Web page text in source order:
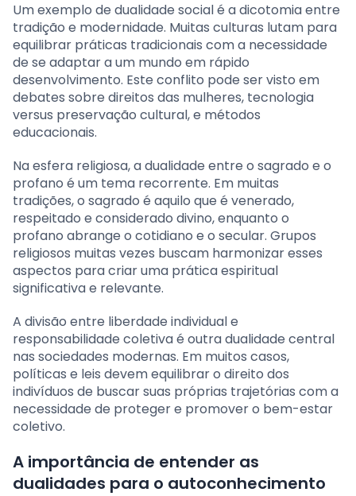
Um exemplo de dualidade social é a dicotomia entre
tradição e modernidade. Muitas culturas lutam para
equilibrar práticas tradicionais com a necessidade
de se adaptar a um mundo em rápido
desenvolvimento. Este conflito pode ser visto em
debates sobre direitos das mulheres, tecnologia
versus preservação cultural, e métodos
educacionais.
Na esfera religiosa, a dualidade entre o sagrado e o
profano é um tema recorrente. Em muitas
tradições, o sagrado é aquilo que é venerado,
respeitado e considerado divino, enquanto o
profano abrange o cotidiano e o secular. Grupos
religiosos muitas vezes buscam harmonizar esses
aspectos para criar uma prática espiritual
significativa e relevante.
A divisão entre liberdade individual e
responsabilidade coletiva é outra dualidade central
nas sociedades modernas. Em muitos casos,
políticas e leis devem equilibrar o direito dos
indivíduos de buscar suas próprias trajetórias com a
necessidade de proteger e promover o bem-estar
coletivo.
A importância de entender as
dualidades para o autoconhecimento